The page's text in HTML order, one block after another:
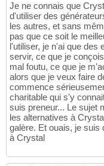
Je ne connais que
d'utiliser des
les autres, et sans
pas que ce soit le
l'utiliser, je n'ai que des
servir, ce que je
mal foutu, ce que je
alors que je veux faire
commence
charitable qui s'y
suis preneur... Le sujet
les alternatives à
galère. Et ouais, je suis
à Crystal